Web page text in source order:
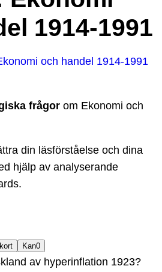
1914-1991
och handel 1914-1991
frågor om Ekonomi och
din läsförståelse och dina
hjälp av analyserande
Kan0
av hyperinflation 1923?